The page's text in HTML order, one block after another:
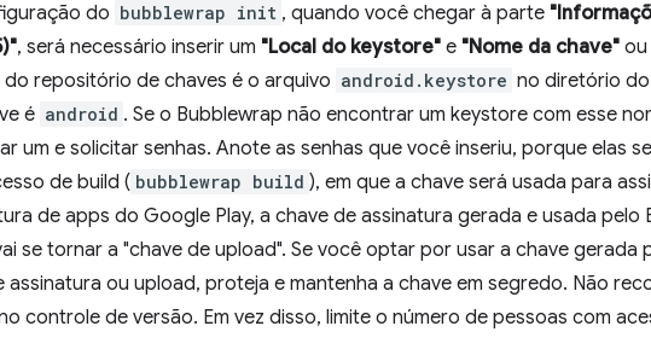
do bubblewrap init , quando você chegar à parte
, será necessário inserir um "Local do keystore" e "Nome da chave" ou
repositório de chaves é o arquivo android.keystore no diretório
é android . Se o Bubblewrap não encontrar um keystore com esse
um e solicitar senhas. Anote as senhas que você inseriu, porque elas
de build ( bubblewrap build ), em que a chave será usada para
de apps do Google Play, a chave de assinatura gerada e usada pelo
se tornar a "chave de upload". Se você optar por usar a chave gerada
assinatura ou upload, proteja e mantenha a chave em segredo. Não
controle de versão. Em vez disso, limite o número de pessoas com